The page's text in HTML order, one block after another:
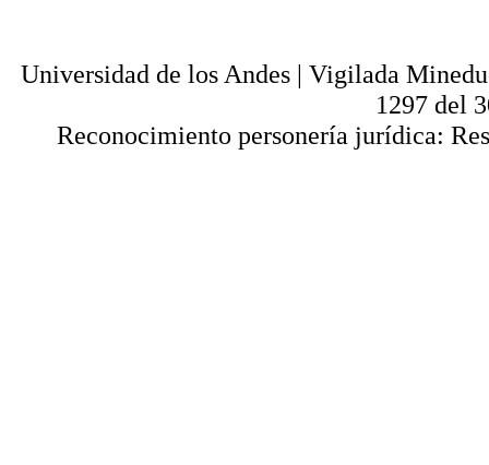
Universidad de los Andes | Vigilada
1297 del
Reconocimiento personería jurídica: